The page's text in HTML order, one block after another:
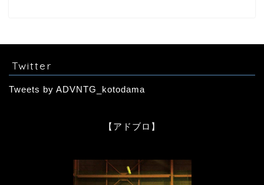
Twitter
Tweets by ADVNTG_kotodama
【アドブロ】